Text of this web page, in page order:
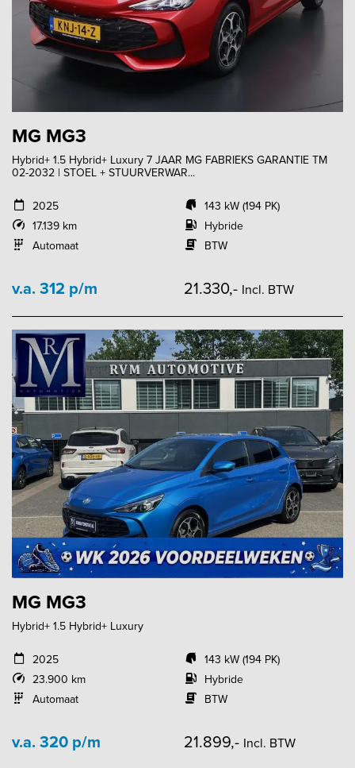
MG MG3
Hybrid+ 1.5 Hybrid+ Luxury 7 JAAR MG FABRIEKS GARANTIE TM
02-2032 | STOEL + STUURVERWAR...
2025
17.139 km
Automaat
143 kW (194 PK)
Hybride
BTW
v.a. 312 p/m 21.330,- Incl. BTW
MG MG3
Hybrid+ 1.5 Hybrid+ Luxury
2025
23.900 km
Automaat
143 kW (194 PK)
Hybride
BTW
v.a. 320 p/m 21.899,- Incl. BTW